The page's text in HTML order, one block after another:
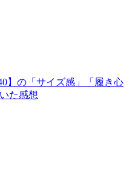
】の「サイズ感」「履き心
た感想